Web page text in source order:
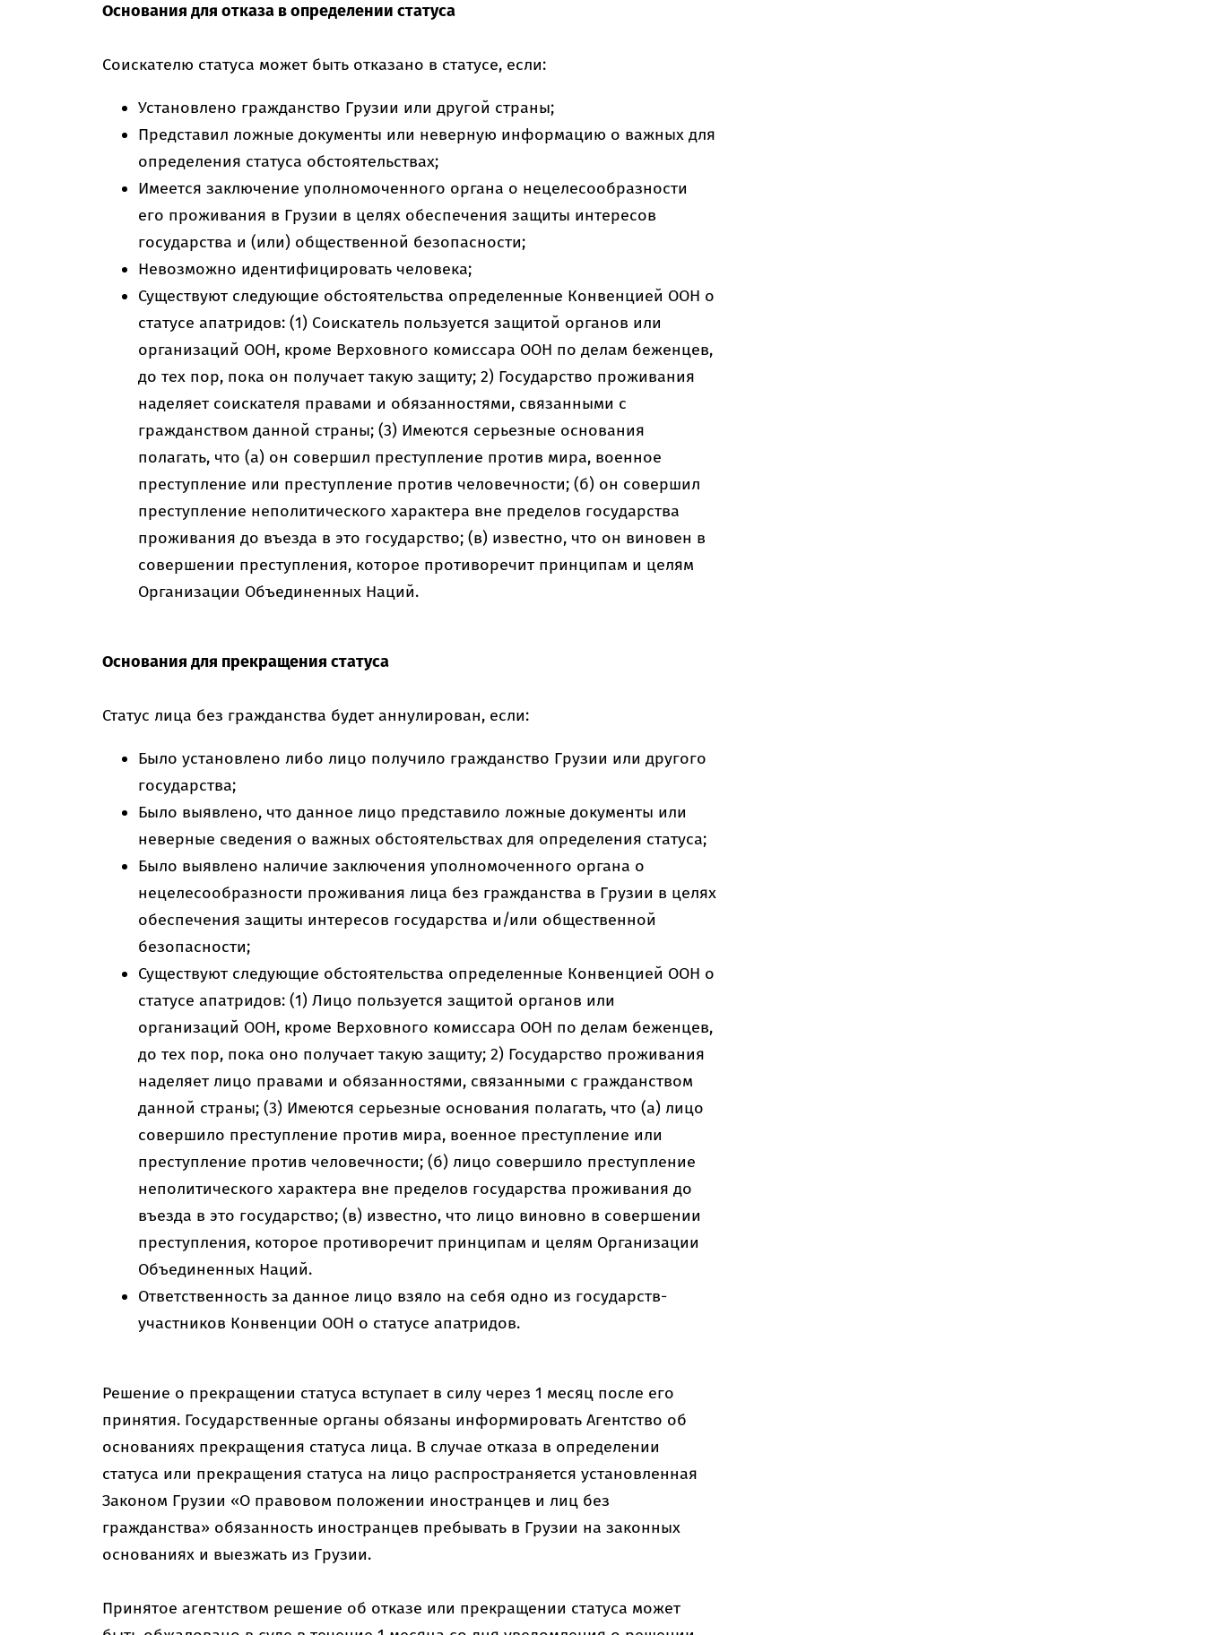
Основания для отказа в определении статуса
Соискателю статуса может быть отказано в статусе, если:
Установлено гражданство Грузии или другой страны;
Представил ложные документы или неверную информацию о важных для
определения статуса обстоятельствах;
Имеется заключение уполномоченного органа о нецелесообразности
его проживания в Грузии в целях обеспечения защиты интересов
государства и (или) общественной безопасности;
Невозможно идентифицировать человека;
Существуют следующие обстоятельства определенные Конвенцией ООН о
статусе апатридов: (1) Соискатель пользуется защитой органов или
организаций ООН, кроме Верховного комиссара ООН по делам беженцев,
до тех пор, пока он получает такую защиту; 2) Государство проживания
наделяет соискателя правами и обязанностями, связанными с
гражданством данной страны; (3) Имеются серьезные основания
полагать, что (а) он совершил преступление против мира, военное
преступление или преступление против человечности; (б) он совершил
преступление неполитического характера вне пределов государства
проживания до въезда в это государство; (в) известно, что он виновен в
совершении преступления, которое противоречит принципам и целям
Организации Объединенных Наций.
Основания для прекращения статуса
Статус лица без гражданства будет аннулирован, если:
Было установлено либо лицо получило гражданство Грузии или другого
государства;
Было выявлено, что данное лицо представило ложные документы или
неверные сведения о важных обстоятельствах для определения статуса;
Было выявлено наличие заключения уполномоченного органа о
нецелесообразности проживания лица без гражданства в Грузии в целях
обеспечения защиты интересов государства и/или общественной
безопасности;
Существуют следующие обстоятельства определенные Конвенцией ООН о
статусе апатридов: (1) Лицо пользуется защитой органов или
организаций ООН, кроме Верховного комиссара ООН по делам беженцев,
до тех пор, пока оно получает такую защиту; 2) Государство проживания
наделяет лицо правами и обязанностями, связанными с гражданством
данной страны; (3) Имеются серьезные основания полагать, что (а) лицо
совершило преступление против мира, военное преступление или
преступление против человечности; (б) лицо совершило преступление
неполитического характера вне пределов государства проживания до
въезда в это государство; (в) известно, что лицо виновно в совершении
преступления, которое противоречит принципам и целям Организации
Объединенных Наций.
Ответственность за данное лицо взяло на себя одно из государств-
участников Конвенции ООН о статусе апатридов.
Решение о прекращении статуса вступает в силу через 1 месяц после его
принятия. Государственные органы обязаны информировать Агентство об
основаниях прекращения статуса лица. В случае отказа в определении
статуса или прекращения статуса на лицо распространяется установленная
Законом Грузии «О правовом положении иностранцев и лиц без
гражданства» обязанность иностранцев пребывать в Грузии на законных
основаниях и выезжать из Грузии.
Принятое агентством решение об отказе или прекращении статуса может